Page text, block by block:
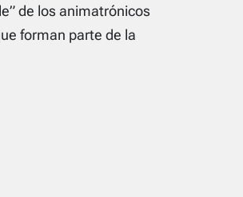
de los animatrónicos
forman parte de la